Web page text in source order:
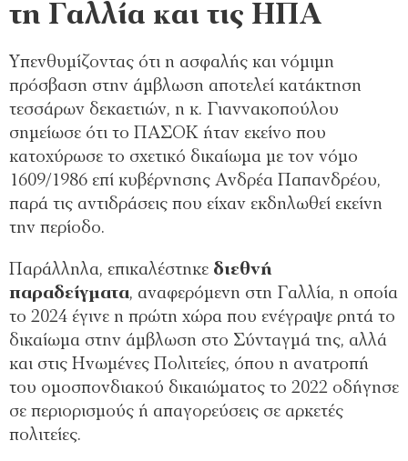
τη Γαλλία και τις ΗΠΑ
Υπενθυμίζοντας ότι η ασφαλής και νόμιμη
πρόσβαση στην άμβλωση αποτελεί κατάκτηση
τεσσάρων δεκαετιών, η κ. Γιαννακοπούλου
σημείωσε ότι το ΠΑΣΟΚ ήταν εκείνο που
κατοχύρωσε το σχετικό δικαίωμα με τον νόμο
1609/1986 επί κυβέρνησης Ανδρέα Παπανδρέου,
παρά τις αντιδράσεις που είχαν εκδηλωθεί εκείνη
την περίοδο.
Παράλληλα, επικαλέστηκε διεθνή
παραδείγματα, αναφερόμενη στη Γαλλία, η οποία
το 2024 έγινε η πρώτη χώρα που ενέγραψε ρητά το
δικαίωμα στην άμβλωση στο Σύνταγμά της, αλλά
και στις Ηνωμένες Πολιτείες, όπου η ανατροπή
του ομοσπονδιακού δικαιώματος το 2022 οδήγησε
σε περιορισμούς ή απαγορεύσεις σε αρκετές
πολιτείες.